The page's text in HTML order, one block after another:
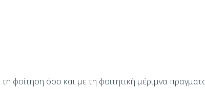
φοίτηση όσο και με τη φοιτητική μέριμνα